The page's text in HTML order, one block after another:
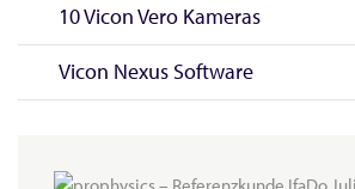
10 Vicon Vero Kameras
Vicon Nexus Software